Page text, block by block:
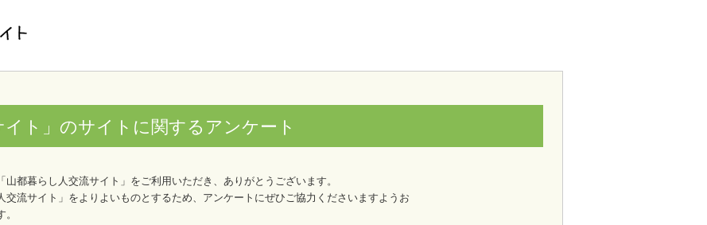
イト」のサイトに関するアンケート
山都暮らし人交流サイト」をご利用いただき、ありがとうございます。
交流サイト」をよりよいものとするため、アンケートにぜひご協力くださいますようお